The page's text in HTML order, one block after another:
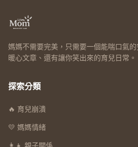
媽媽不需要完美，只需要一個能喘口氣的
暖心文章、還有讓你笑出來的育兒日常。
探索分類
🔥 育兒崩潰
💛 媽媽情緒